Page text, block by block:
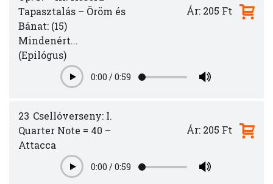
Tapasztalás – Öröm és
Bánat: (15)
Mindenért...
(Epilógus)
Play0:00 /0:59
Ár: 205 Ft
23 Csellóverseny: I.
Quarter Note = 40 –
Attacca
Play0:00 /0:59
Ár: 205 Ft